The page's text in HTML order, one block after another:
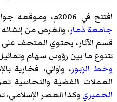
افتتح في 2006م، وموقعه جوار قاعة المؤتمرات داخل حرم
جامعة ذمار، والغرض من
قسم الآثار، يحتوي المتحف
تتنوع ما بين رؤوس سهام
وخط الزبور، وأواني، فخارية
العملات الفضية والنحاسية
الحميريوكذا العصر